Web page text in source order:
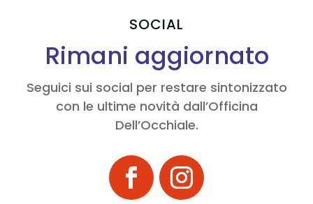
SOCIAL
Rimani aggiornato
Seguici sui social per restare sintonizzato
con le ultime novità dall’Officina
Dell’Occhiale.